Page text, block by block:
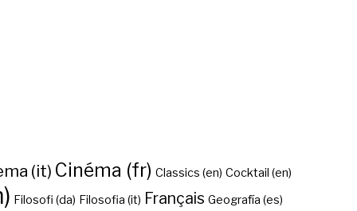
(it) Cinéma (fr) Classics (en) Cocktail (en)
Filosofi (da) Filosofia (it) Français Geografía (es)